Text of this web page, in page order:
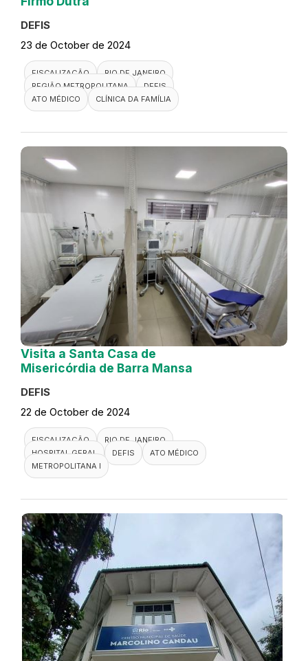
DEFIS
23 de October de 2024
FISCALIZAÇÃO
RIO DE JANEIRO
REGIÃO METROPOLITANA
DEFIS
ATO MÉDICO
CLÍNICA DA FAMÍLIA
Visita a Santa Casa de
Misericórdia de Barra Mansa
DEFIS
22 de October de 2024
FISCALIZAÇÃO
RIO DE JANEIRO
HOSPITAL GERAL
DEFIS
ATO MÉDICO
METROPOLITANA I